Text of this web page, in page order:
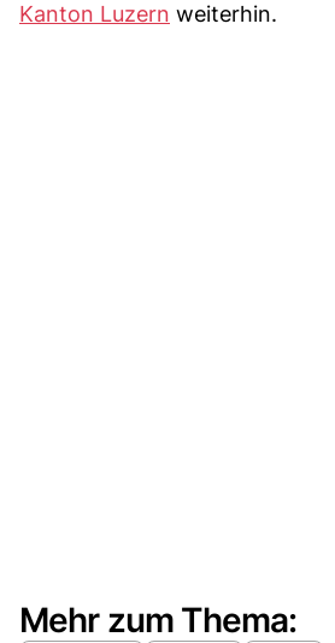
Kanton Luzern weiterhin.
Mehr zum Thema: